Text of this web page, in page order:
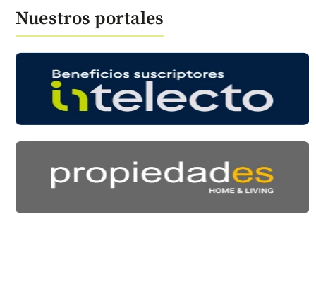
Nuestros portales